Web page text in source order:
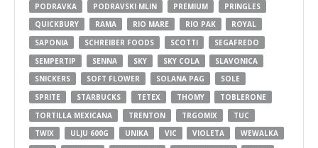
PODRAVKA
PODRAVSKI MLIN PREMIUM
PRINGLES
QUICKBURY
RAMA RIO MARE RIO PAK
ROYAL
SAPONIA
SCHREIBER FOODS SCOTTI
SEGAFREDO
SEMPERTIP
SENNA SKY SKY COLA
SLAVONICA
SNICKERS
SOFT FLOWER SOLANA PAG
SOLE
SPRITE
STARBUCKS TETEX THOMY
TOBLERONE
TORTILLA MEXICANA
TRENTON TRGOMIX
TUC
TWIX
ULJU 600G UNIKA VIC VIOLETA
WEWALKA